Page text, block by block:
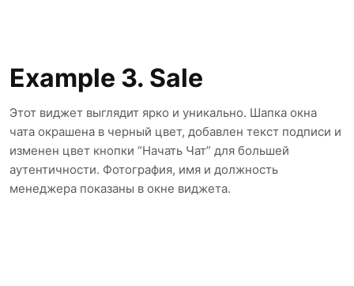
Example 3. Sale
Этот виджет выглядит ярко и уникально. Шапка окна
чата окрашена в черный цвет, добавлен текст подписи и
изменен цвет кнопки “Начать Чат” для большей
аутентичности. Фотография, имя и должность
менеджера показаны в окне виджета.